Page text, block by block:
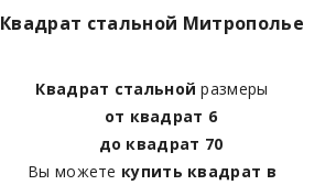
Квадрат стальной Митрополье
Квадрат стальной размеры
от квадрат 6
до квадрат 70
Вы можете купить квадрат в